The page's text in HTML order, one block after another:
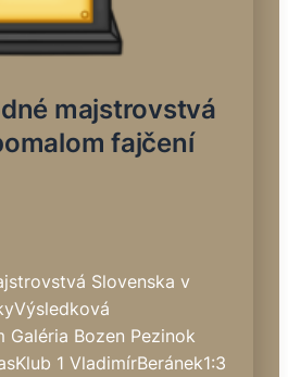
majstrovstvá
fajčení
Slovenska v
Galéria Bozen Pezinok
1 VladimírBeránek1:3